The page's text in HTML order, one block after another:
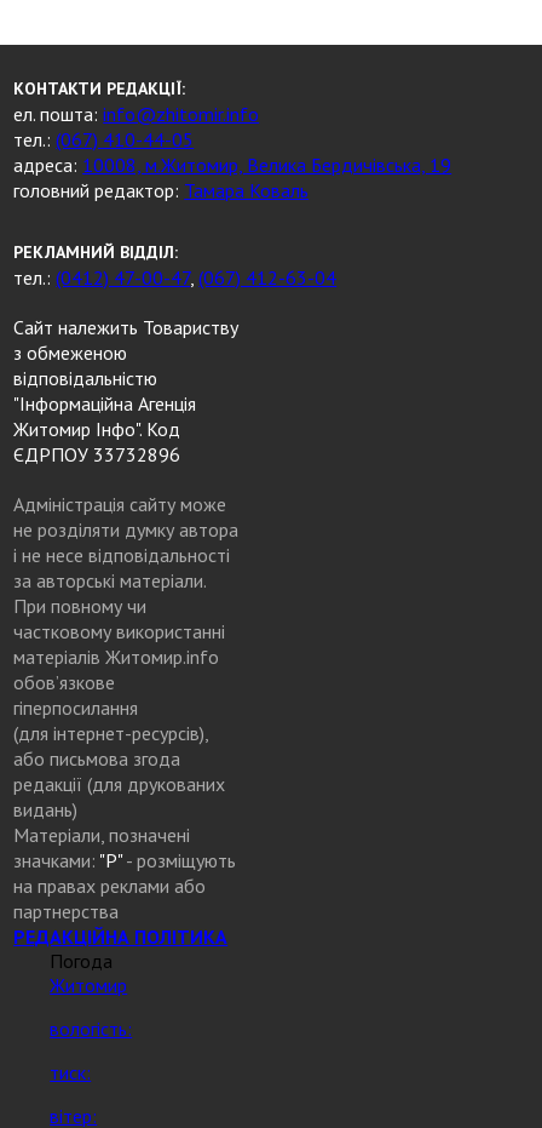
КОНТАКТИ РЕДАКЦІЇ:
ел. пошта:info@zhitomir.info
тел.:(067) 410-44-05
адреса: 10008, м.Житомир, Велика Бердичівська, 19
головний редактор: Тамара Коваль
РЕКЛАМНИЙ ВІДДІЛ:
тел.:(0412) 47-00-47,(067) 412-63-04
Сайт належить Товариству
з обмеженою
відповідальністю
"Інформаційна Агенція
Житомир Інфо". Код
ЄДРПОУ 33732896
Адміністрація сайту може
не розділяти думку автора
і не несе відповідальності
за авторські матеріали.
При повному чи
частковому використанні
матеріалів Житомир.info
обов’язкове
гіперпосилання
(для інтернет-ресурсів),
або письмова згода
редакції (для друкованих
видань)
Матеріали, позначені
значками: "Р"- розміщують
на правах реклами або
партнерства
РЕДАКЦІЙНА ПОЛІТИКА
Погода
Житомир
вологість:
тиск:
вітер: